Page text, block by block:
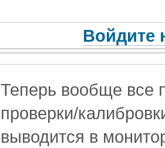
Войдите
Теперь вообще все
проверки/
выводится в